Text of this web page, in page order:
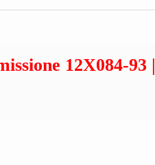
12X084-93 |